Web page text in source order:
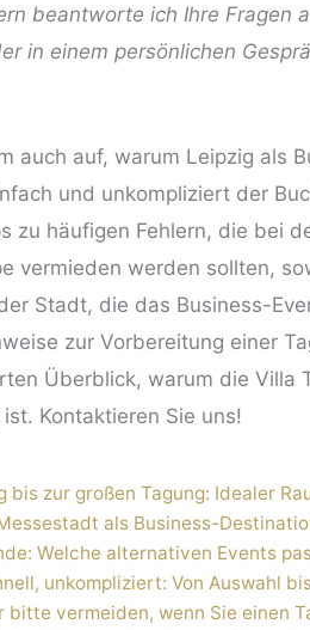
beantworte ich Ihre Fragen
in einem persönlichen
auch auf, warum Leipzig als
und unkompliziert der
zu häufigen Fehlern, die bei
vermieden werden sollten,
Stadt, die das Business-
zur Vorbereitung einer
Überblick, warum die Villa
Kontaktieren Sie uns!
bis zur großen Tagung: Idealer
als Business-
Welche alternativen Events
unkompliziert: Von Auswahl
bitte vermeiden, wenn Sie einen